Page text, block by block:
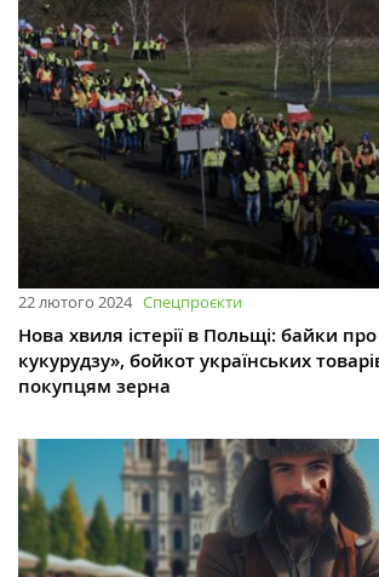
22 лютого 2024 Спецпроєкти
Нова хвиля істерії в Польщі: байки
кукурудзу», бойкот українських
покупцям зерна